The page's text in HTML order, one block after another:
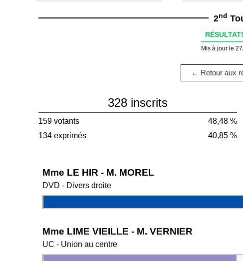
2nd
Mis à jour le
← Retour aux
328 inscrits
159 votants
48,48 %
134 exprimés
40,85 %
Mme LE HIR - M. MOREL
DVD - Divers droite
Mme LIME VIEILLE - M. VERNIER
UC - Union au centre